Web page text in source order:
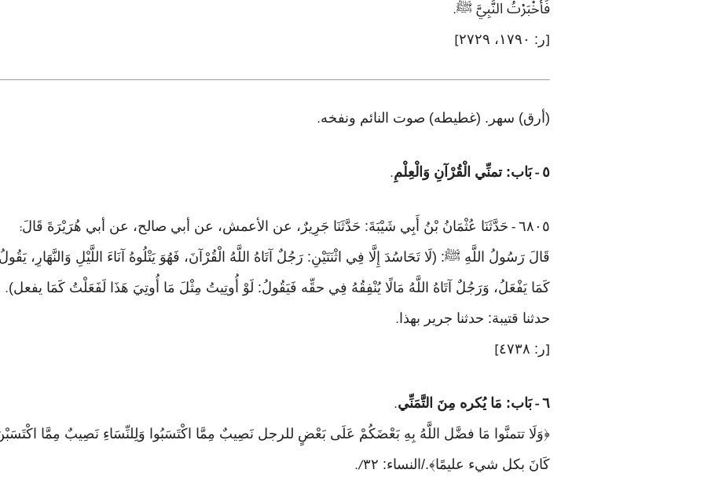
فَأَخْبَرْتُ النَّبِيَّ ﷺ.
[ر: ١٧٩٠، ٢٧٢٩ ]
(أرق) سهر. (غطيطه) صوت النائم ونفخه.
٥ -بَاب: تمنِّي الْقُرْآنِ وَالْعِلْمِ.
٦٨٠٥ - حَدَّثَنَا عُثْمَانُ بْنُ أَبِي شَيْبَةَ: حَدَّثَنَا جَرِيرٌ، عن الأعمش، عن أبي صالح، عن أبي هُرَيْرَةَ قَالَ:
قَالَ رَسُولُ اللَّهِ ﷺ: (لَا تَحَاسُدَ إِلَّا فِي اثْنَتَيْنِ: رَجُلٌ آتَاهُ اللَّهُ الْقُرْآنَ، فَهُوَ يَتْلُوهُ آنَاءَ اللَّيْلِ وَالنَّهَارِ،
كَمَا يَفْعَلُ، وَرَجُلٌ آتَاهُ اللَّهُ مَالًا يُنْفِقُهُ فِي حقِّه فَيَقُولُ: لَوْ أُوتِيتُ مِثْلَ مَا أُوتِيَ هَذَا لَفَعَلْتُ كَمَا يفعل).
حدثنا قتيبة: حدثنا جرير بهذا .
[ر: ٤٧٣٨ ]
٦ -بَاب: مَا يُكره مِنَ التَّمَنِّي.
﴿وَلَا تتمنَّوا مَا فضَّل اللَّهُ بِهِ بَعْضَكُمْ عَلَى بَعْضٍ للرجل نَصِيبٌ مِمَّا اكْتَسَبُوا وَلِلنِّسَاءِ نَصِيبٌ مِمَّا
كَانَ بكل شيء عليمًا﴾./النساء: ٣٢
/.